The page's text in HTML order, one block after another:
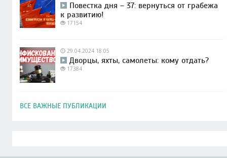
Повестка дня – 37: вернуться от грабежа
к развитию!
17154
29.04.2024 18:05
Дворцы, яхты, самолеты: кому отдать?
17384
ВСЕ ВАЖНЫЕ ПУБЛИКАЦИИ